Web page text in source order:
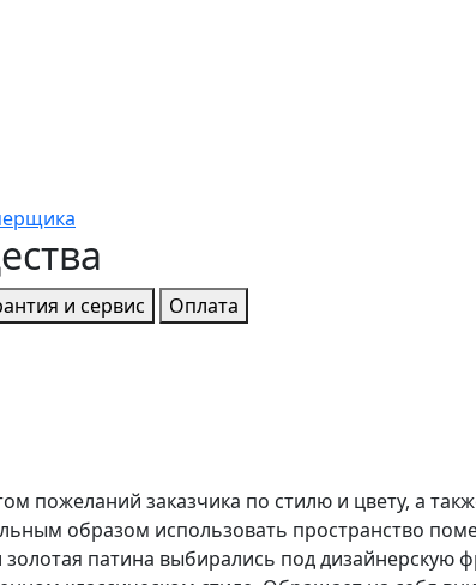
и сервис
Оплата
пожеланий заказчика по стилю и цвету, а
образом использовать пространство
патина выбирались под дизайнерскую